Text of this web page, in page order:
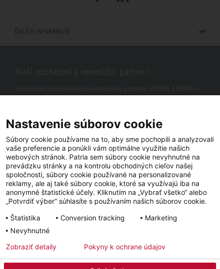
ĎALŠIE INFORMÁCIE
Impressum Ochrana osobných údajov Newsletter
Facebook YouTube LinkedIn
Instagram
Nastavenie súborov cookie
Súbory cookie používame na to, aby sme pochopili a analyzovali
vaše preferencie a ponúkli vám optimálne využitie našich
webových stránok. Patria sem súbory cookie nevyhnutné na
prevádzku stránky a na kontrolu obchodných cieľov našej
spoločnosti, súbory cookie používané na personalizované
reklamy, ale aj také súbory cookie, ktoré sa využívajú iba na
anonymné štatistické účely. Kliknutím na „Vybrať všetko“ alebo
„Potvrdiť výber“ súhlasíte s používaním našich súborov cookie.
Štatistika
Conversion tracking
Marketing
Nevyhnutné
Zobraziť detaily Pokyny k ochrane údajov